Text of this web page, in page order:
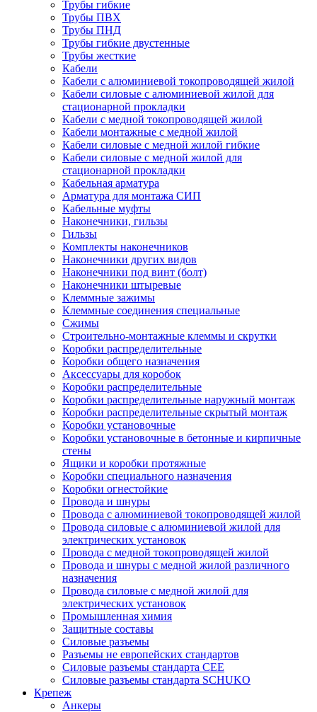
Трубы гибкие
Трубы ПВХ
Трубы ПНД
Трубы гибкие двустенные
Трубы жесткие
Кабели
Кабели с алюминиевой токопроводящей жилой
Кабели силовые с алюминиевой жилой для
стационарной прокладки
Кабели с медной токопроводящей жилой
Кабели монтажные с медной жилой
Кабели силовые с медной жилой гибкие
Кабели силовые с медной жилой для
стационарной прокладки
Кабельная арматура
Арматура для монтажа СИП
Кабельные муфты
Наконечники, гильзы
Гильзы
Комплекты наконечников
Наконечники других видов
Наконечники под винт (болт)
Наконечники штыревые
Клеммные зажимы
Клеммные соединения специальные
Сжимы
Строительно-монтажные клеммы и скрутки
Коробки распределительные
Коробки общего назначения
Аксессуары для коробок
Коробки распределительные
Коробки распределительные наружный монтаж
Коробки распределительные скрытый монтаж
Коробки установочные
Коробки установочные в бетонные и кирпичные
стены
Ящики и коробки протяжные
Коробки специального назначения
Коробки огнестойкие
Провода и шнуры
Провода с алюминиевой токопроводящей жилой
Провода силовые с алюминиевой жилой для
электрических установок
Провода с медной токопроводящей жилой
Провода и шнуры с медной жилой различного
назначения
Провода силовые с медной жилой для
электрических установок
Промышленная химия
Защитные составы
Силовые разъемы
Разъемы не европейских стандартов
Силовые разъемы стандарта CEE
Силовые разъемы стандарта SCHUKO
Крепеж
Анкеры